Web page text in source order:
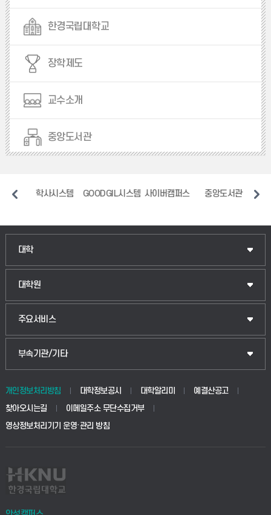
한경국립대학교
장학제도
교수소개
중앙도서관
학사시스템 GOODGIL시스템 사이버캠퍼스 중앙도서관 장애
대학
인문융합공공인재학부
법경영학부
생명공학부
사회안전시스템공학부
대학원
일반대학원
산업대학원
공공정책대학원
교육대학원
주요서비스
입학안내
웹메일
학사시스템(전문학사 및 전공심화)
사이버캠퍼스(전문학사 및 전공심화)
시설바로처리서비스
부속기관/기타
중앙도서관
학생생활관(안성)
산학협력단
취업지원센터
개인정보처리방침 대학정보공시 대학알리미
예결산공고
찾아오시는길
이메일주소 무단수집거부
영상정보처리기기 운영·관리 방침